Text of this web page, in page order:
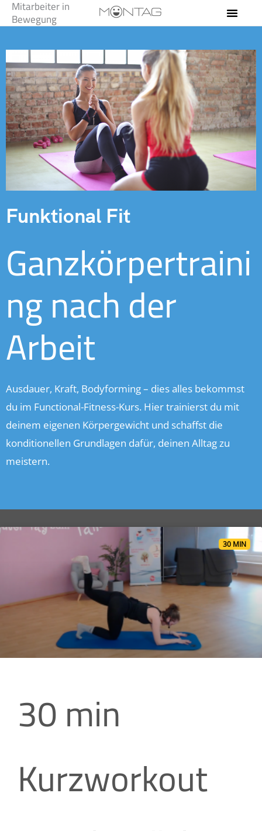
Zum
Inhalt
Mitarbeiter in
Bewegung
Funktional Fit
Ganzkörpertraini
ng nach der
Arbeit
Ausdauer, Kraft, Bodyforming – dies alles bekommst
du im Functional-Fitness-Kurs. Hier trainierst du mit
deinem eigenen Körpergewicht und schaffst die
konditionellen Grundlagen dafür, deinen Alltag zu
meistern.
30 MIN
30 min
Kurzworkout